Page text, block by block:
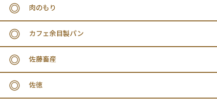
肉のもり
カフェ余目製パン
佐藤畜産
佐徳